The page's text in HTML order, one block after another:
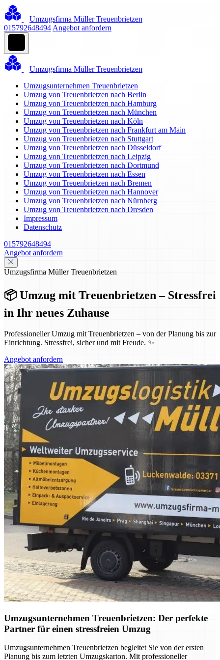
Umzugsfirma Müller Treuenbrietzen
015792648494 Angebot anfordern
Umzugsfirma Müller Treuenbrietzen
Umzugsunternehmen Treuenbrietzen
Umzug von Treuenbrietzen nach Berlin
Umzug von Treuenbrietzen nach Hamburg
Umzug von Treuenbrietzen nach München
Umzug von Treuenbrietzen nach Köln
Umzug von Treuenbrietzen nach Frankfurt am Main
Umzug von Treuenbrietzen nach Stuttgart
Umzug von Treuenbrietzen nach Düsseldorf
Umzug von Treuenbrietzen nach Leipzig
Umzug von Treuenbrietzen nach Dortmund
Umzug von Treuenbrietzen nach Essen
Umzug von Treuenbrietzen nach Bremen
Umzug von Treuenbrietzen nach Hannover
Umzug von Treuenbrietzen nach Nürnberg
Umzug von Treuenbrietzen nach Dresden
Impressum
Datenschutz
015792648494
Angebot anfordern
Umzugsfirma Müller Treuenbrietzen
📦 Umzug mit Treuenbrietzen – Stressfrei
in Ihr neues Zuhause
Professioneller Umzug mit Treuenbrietzen – von der Planung bis zur
Einrichtung. Stressfrei, sicher und mit Freude. ✨
Angebot anfordern
Umzugsunternehmen Treuenbrietzen: Der perfekte
Partner für einen stressfreien Umzug
Umzugsunternehmen Treuenbrietzen begleitet Sie von der ersten
Planung bis zum letzten Umzugskarton. Mit professioneller